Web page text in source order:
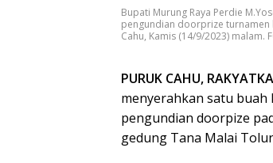
Bupati Murung Raya Perdie
pengundian doorprize turnamen
Cahu, Kamis (14/9/2023) malam.
PURUK CAHU,
menyerahkan satu
pengundian doorpize
gedung Tana Malai